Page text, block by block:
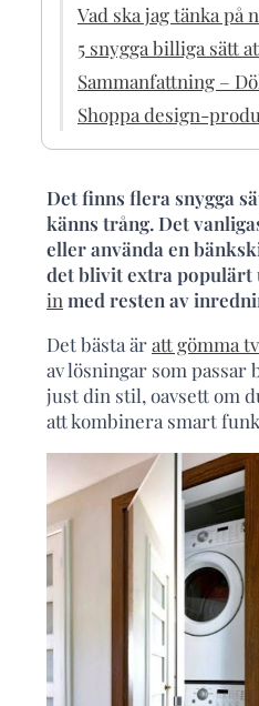
Vad ska jag tänka på
5 snygga billiga sätt
Sammanfattning –
Shoppa design-
Det finns flera snygga
känns trång. Det
eller använda en
det blivit extra populärt
in med resten av
Det bästa äratt gömma
av lösningar som passar
just din stil, oavsett om
att kombinera smart